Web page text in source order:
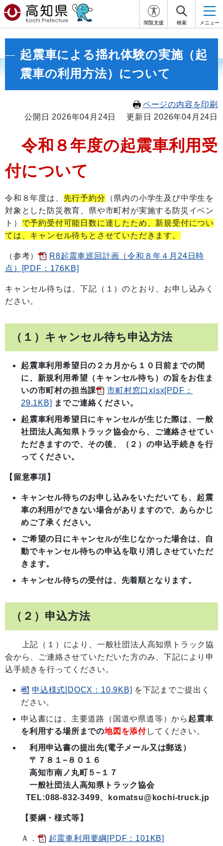
閲覧支援 検索 メニュー
起震車による揺れ体験の実施（起
震車の利用方法）について
ページの内容を印刷
公開日 2026年04月24日
更新日 2026年04月24日
令和８年度の起震車利用受
付について
令和８年度は、 先行予約分 （県内の小学生及び中学生を
対象とした防災教育、県や市町村が実施する防災イベン
ト） で予約受付可能日数に達したため、新規受付につい
ては、キャンセル待ちとさせていただきます。
（参考）
R8起震車巡回計画（令和８年４月24日時
点）[PDF：176KB]
キャンセル待ちは、下記（１）のとおり、お申し込みく
ださい。
（１）キャンセル待ち申込方法
起震車利用希望日の２カ月から１０日前までの間
に、 新規利用希望（キャンセル待ち）の旨をお住ま
いの市町村の担当課
市町村窓口xlsx[PDF：
29.1KB] までご連絡ください。
起震車利用希望日にキャンセルが生じた際は、 一般
社団法人高知県トラック協会から、ご連絡させてい
ただきますので、その後、（２）の申込手続きを行
ってください。
【留意事項】
キャンセル待ちのお申し込みをいただいても、起震
車の利用ができない場合がありますので、あらかじ
めご了承ください。
ご希望の日にキャンセルが生じなかった場合は、自
動でキャンセル待ちの申込を取り消しさせていただ
きます。
キャンセル待ちの受付は、先着順となります。
（２）申込方法
上記（１）により、一般社団法人高知県トラック協
会から、ご連絡させていただいた方のみ、下記により申
込手続きを行ってください。
申込様式[DOCX：10.9KB] を下記までご提出く
ださい。
申込書には、主要道路（国道や県道等）から 起震車
を利用する場所までの地図を添付してください。
利用申込書の提出先(電子メール又は郵送）
〒７８１−８０１６
高知市南ノ丸町５−１７
一般社団法人高知県トラック協会
TEL:088-832-3499、komatsu@kochi-truck.jp
【要綱・様式等】
Ａ．
起震車利用要綱[PDF：101KB]